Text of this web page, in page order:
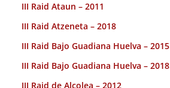
III Raid Ataun – 2011
III Raid Atzeneta – 2018
III Raid Bajo Guadiana Huelva – 2015
III Raid Bajo Guadiana Huelva – 2018
III Raid de Alcolea – 2012